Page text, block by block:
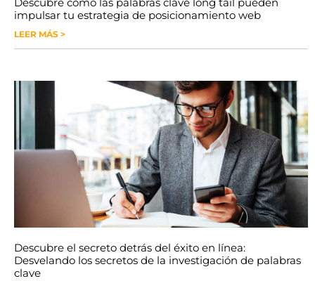
Descubre cómo las palabras clave long tail pueden
impulsar tu estrategia de posicionamiento web
LEER MÁS >
Descubre el secreto detrás del éxito en línea:
Desvelando los secretos de la investigación de palabras
clave